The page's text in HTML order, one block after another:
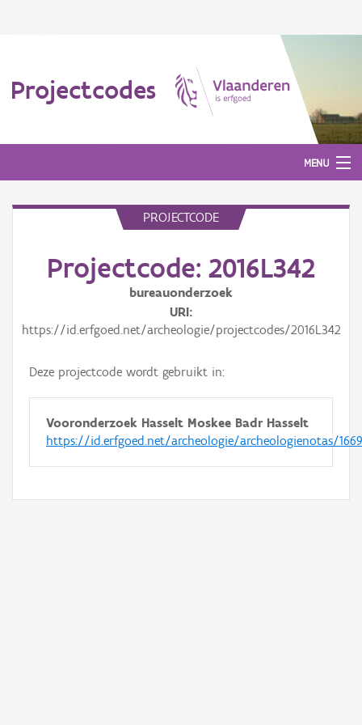
Projectcodes
MENU
PROJECTCODE
Projectcode: 2016L342
bureauonderzoek
URI
https://id.erfgoed.net/archeologie/projectcodes/2016L342
Deze projectcode wordt gebruikt in:
Vooronderzoek Hasselt Moskee Badr Hasselt
https://id.erfgoed.net/archeologie/archeologienotas/1669